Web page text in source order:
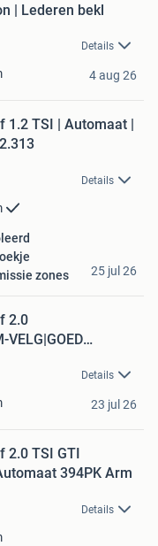
| Lederen bekl
Details
4 aug 26
1.2 TSI | Automaat |
Details
zones
25 jul 26
2.0
VELG|GOED
Details
23 jul 26
2.0 TSI GTI
394PK Arm
Details